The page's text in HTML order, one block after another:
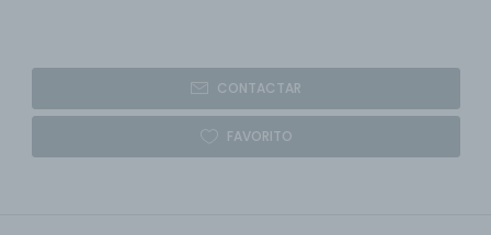
CONTACTAR
FAVORITO